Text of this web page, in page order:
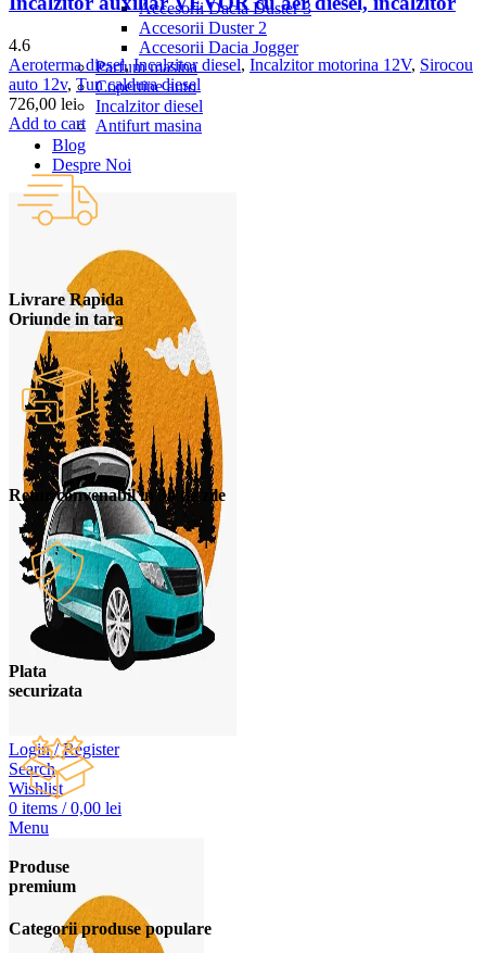
Accesorii Dacia Duster 3
Accesorii Duster 2
Accesorii Dacia Jogger
Parfum masina
Copertine auto
Incalzitor diesel
Antifurt masina
Blog
Despre Noi
Login / Register
Search
Wishlist
0 items / 0,00 lei
Menu
4.6
Aeroterma diesel,Incalzitor diesel, Incalzitor motorina 12V, Sirocou
auto 12v, Tun caldura diesel
726,00 lei
Add to cart
Livrare Rapida
Oriunde in tara
Retur convenabil in 30 de zile
Plata
securizata
Produse
premium
Categorii produse populare